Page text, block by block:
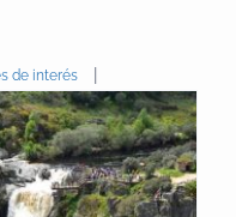
de interés